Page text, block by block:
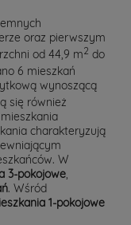
oraz pierwszym
od 44,9 m2 do
6 mieszkań
wynoszącą
się również
charakteryzują
W
3-pokojowe,
. Wśród
1-pokojowe